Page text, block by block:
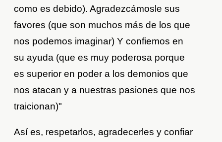
como es debido). Agradezcámosle sus
favores (que son muchos más de los que
nos podemos imaginar) Y confiemos en
su ayuda (que es muy poderosa porque
es superior en poder a los demonios que
nos atacan y a nuestras pasiones que nos
traicionan)"
Así es, respetarlos, agradecerles y confiar